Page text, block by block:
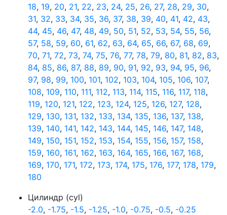
18, 19, 20, 21, 22, 23, 24, 25, 26, 27, 28, 29, 30,
31, 32, 33, 34, 35, 36, 37, 38, 39, 40, 41, 42, 43,
44, 45, 46, 47, 48, 49, 50, 51, 52, 53, 54, 55, 56,
57, 58, 59, 60, 61, 62, 63, 64, 65, 66, 67, 68, 69,
70, 71, 72, 73, 74, 75, 76, 77, 78, 79, 80, 81, 82, 83,
84, 85, 86, 87, 88, 89, 90, 91, 92, 93, 94, 95, 96,
97, 98, 99, 100, 101, 102, 103, 104, 105, 106, 107,
108, 109, 110, 111, 112, 113, 114, 115, 116, 117, 118,
119, 120, 121, 122, 123, 124, 125, 126, 127, 128,
129, 130, 131, 132, 133, 134, 135, 136, 137, 138,
139, 140, 141, 142, 143, 144, 145, 146, 147, 148,
149, 150, 151, 152, 153, 154, 155, 156, 157, 158,
159, 160, 161, 162, 163, 164, 165, 166, 167, 168,
169, 170, 171, 172, 173, 174, 175, 176, 177, 178, 179,
180
Цилиндр (cyl)
-2.0, -1.75, -1.5, -1.25, -1.0, -0.75, -0.5, -0.25